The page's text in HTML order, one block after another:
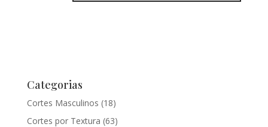
Categorias
Cortes Masculinos (18)
Cortes por Textura (63)